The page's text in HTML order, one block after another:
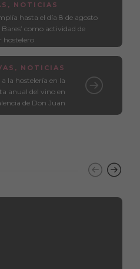
, NOTICIAS
hasta el día 8 de agosto
Bares’ como actividad de
hostelero
, NOTICIAS
la hostelería en la
anual del vino en
de Don Juan